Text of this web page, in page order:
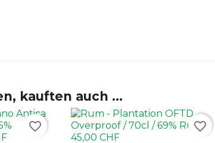
kauften auch ...
favorite_border favorite_border